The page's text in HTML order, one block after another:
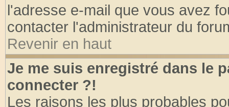
l'adresse e-mail que vous avez
contacter l'administrateur du
Revenir en haut
Je me suis enregistré dans le
connecter ?!
Les raisons les plus probables